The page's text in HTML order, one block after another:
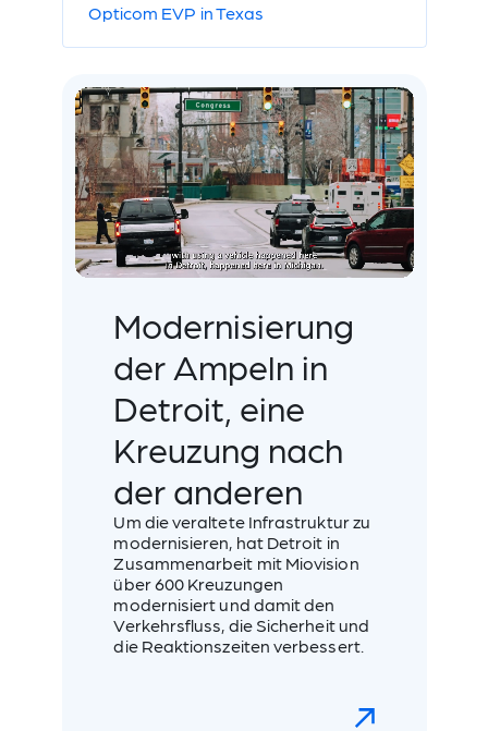
Opticom EVP in Texas
Modernisierung
der Ampeln in
Detroit, eine
Kreuzung nach
der anderen
Um die veraltete Infrastruktur zu
modernisieren, hat Detroit in
Zusammenarbeit mit Miovision
über 600 Kreuzungen
modernisiert und damit den
Verkehrsfluss, die Sicherheit und
die Reaktionszeiten verbessert.